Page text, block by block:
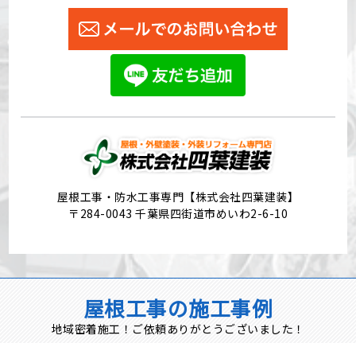
屋根工事・防水工事専門【株式会社四葉建装】
〒284-0043 千葉県四街道市めいわ2-6-10
屋根工事の施工事例
地域密着施工！ご依頼ありがとうございました！